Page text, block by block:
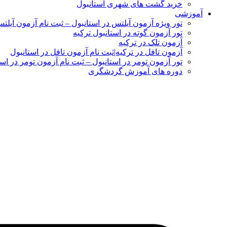
خرید گشت های شهری استانبول
آموزشی
تور ویژه آزمون آیلتس در استانبول – ثبت نام آزمون
تور آزمون گوته در استانبول ترکیه
آزمون تلک در ترکیه
آزمون تافل در ترکیه|ثبت نام آزمون تافل در استانبول
تور آزمون تومر در استانبول – ثبت نام آزمون تومر در
دوره های آموزش گردشگری